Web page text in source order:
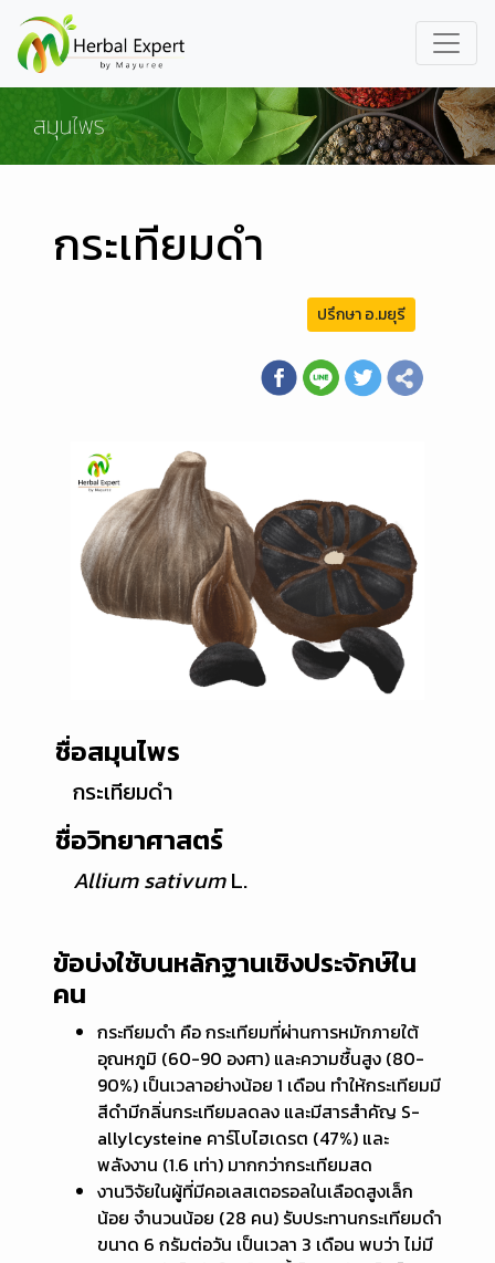
กระเทียมดำ
ปรึกษา อ.มยุรี
ชื่อสมุนไพร
กระเทียมดำ
ชื่อวิทยาศาสตร์
Allium sativumL.
ข้อบ่งใช้บนหลักฐานเชิงประจักษ์ใน
คน
กระทียมดำ คือ กระเทียมที่ผ่านการหมักภายใต้
อุณหภูมิ (60-90 องศา) และความชื้นสูง (80-
90%) เป็นเวลาอย่างน้อย 1 เดือน ทำให้กระเทียมมี
สีดำมีกลิ่นกระเทียมลดลง และมีสารสำคัญ S-
allylcysteine คาร์โบไฮเดรต (47%) และ
พลังงาน (1.6 เท่า) มากกว่ากระเทียมสด
งานวิจัยในผู้ที่มีคอเลสเตอรอลในเลือดสูงเล็ก
น้อย จำนวนน้อย (28 คน) รับประทานกระเทียมดำ
ขนาด 6 กรัมต่อวัน เป็นเวลา 3 เดือน พบว่า ไม่มี